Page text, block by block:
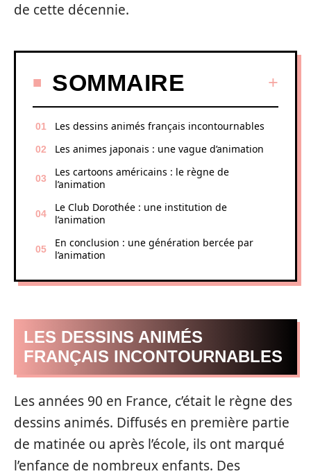
de cette décennie.
SOMMAIRE
Les dessins animés français incontournables
Les animes japonais : une vague d’animation
Les cartoons américains : le règne de
l’animation
Le Club Dorothée : une institution de
l’animation
En conclusion : une génération bercée par
l’animation
LES DESSINS ANIMÉS
FRANÇAIS INCONTOURNABLES
Les années 90 en France, c’était le règne des
dessins animés. Diffusés en première partie
de matinée ou après l’école, ils ont marqué
l’enfance de nombreux enfants. Des